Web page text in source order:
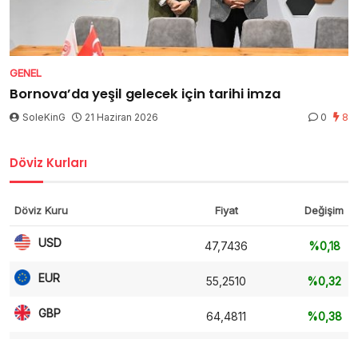
GENEL
Bornova’da yeşil gelecek için tarihi imza
SoleKinG 21 Haziran 2026 0 8
Döviz Kurları
Döviz Kuru Fiyat Değişim
USD 47,7436 %0,18
EUR 55,2510 %0,32
GBP 64,4811 %0,38